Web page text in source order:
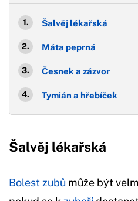
Šalvěj lékařská
Máta peprná
Česnek a zázvor
Tymián a hřebíček
Šalvěj lékařská
Bolest zubů může být